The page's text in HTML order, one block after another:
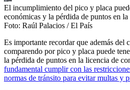
El incumplimiento del pico y placa
económicas y la pérdida de puntos en
Foto: Raúl Palacios / El País
Es importante recordar que además del
comparendo por pico y placa puede
la pérdida de puntos en la licencia de
fundamental cumplir con las
normas de tránsito para evitar multas y